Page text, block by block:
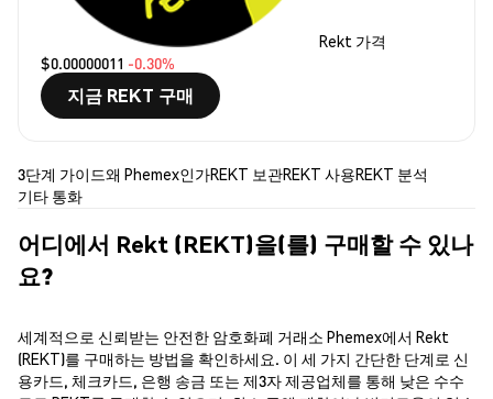
Rekt 가격
$0.00000011 -0.30%
지금 REKT 구매
3단계 가이드왜 Phemex인가REKT 보관REKT 사용REKT 분석
기타 통화
어디에서 Rekt (REKT)을(를) 구매할 수 있나
요?
세계적으로 신뢰받는 안전한 암호화폐 거래소 Phemex에서 Rekt
(REKT)를 구매하는 방법을 확인하세요. 이 세 가지 간단한 단계로 신
용카드, 체크카드, 은행 송금 또는 제3자 제공업체를 통해 낮은 수수